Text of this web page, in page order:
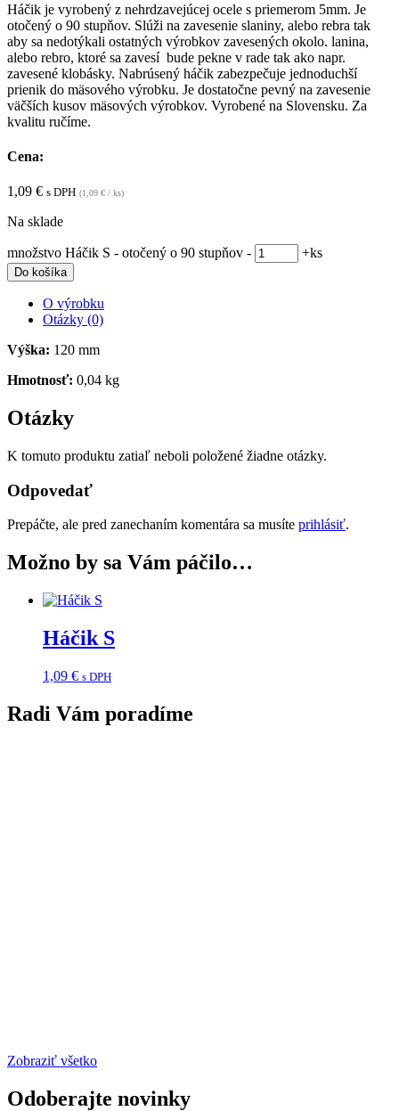
Háčik je vyrobený z nehrdzavejúcej ocele s priemerom 5mm. Je
otočený o 90 stupňov. Slúži na zavesenie slaniny, alebo rebra tak
aby sa nedotýkali ostatných výrobkov zavesených okolo. lanina,
alebo rebro, ktoré sa zavesí bude pekne v rade tak ako napr.
zavesené klobásky. Nabrúsený háčik zabezpečuje jednoduchší
prienik do mäsového výrobku. Je dostatočne pevný na zavesenie
väčších kusov mäsových výrobkov. Vyrobené na Slovensku. Za
kvalitu ručíme.
Cena:
1,09 € s DPH (1,09 € / ks)
Na sklade
množstvo Háčik S - otočený o 90 stupňov - +ks
Do košíka
O výrobku
Otázky (0)
Výška: 120 mm
Hmotnosť: 0,04 kg
Otázky
K tomuto produktu zatiaľ neboli položené žiadne otázky.
Odpovedať
Prepáčte, ale pred zanechaním komentára sa musíte prihlásiť.
Možno by sa Vám páčilo…
Háčik S
1,09 € s DPH
Radi Vám poradíme
Zobraziť všetko
Odoberajte novinky